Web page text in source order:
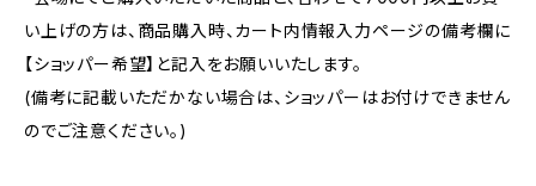
い上げの方は、商品購入時、カート内情報入力ページの備考欄に
【ショッパー希望】と記入をお願いいたします。
(備考に記載いただかない場合は、ショッパーはお付けできません
のでご注意ください。)